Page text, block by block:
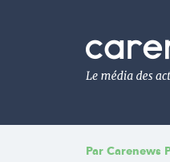
Le
média
de
l'engagement
Par Carenews